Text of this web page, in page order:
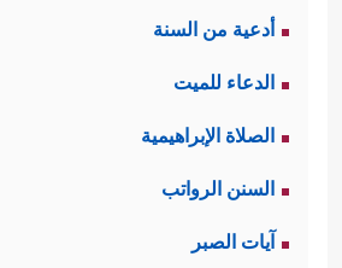
أدعية من السنة
الدعاء للميت
الصلاة الإبراهيمية
السنن الرواتب
آيات الصبر